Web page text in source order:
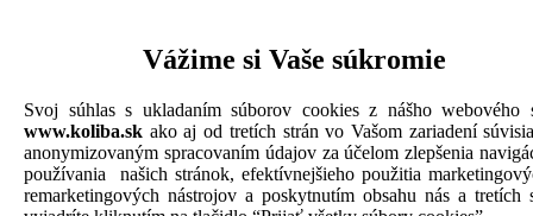
Ponuka Hodnotenie O prevádzke
Vyberte si donášku v prevádzke
PIZZA-STENIA
Vážime si Vaše súkromie
Svoj súhlas s ukladaním súborov cookies z nášho webového
www.koliba.sk ako aj od tretích strán vo Vašom zariadení
anonymizovaným spracovaním údajov za účelom zlepšenia
používania našich stránok, efektívnejšieho použitia
remarketingových nástrojov a poskytnutím obsahu nás a tretích